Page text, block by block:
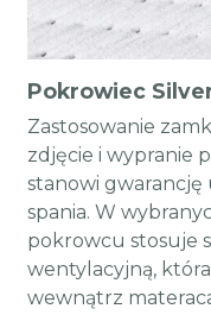
Pokrowiec
Zastosowanie
zdjęcie i wypranie
stanowi
spania. W
pokrowcu stosuje
wentylacyjną,
wewnątrz